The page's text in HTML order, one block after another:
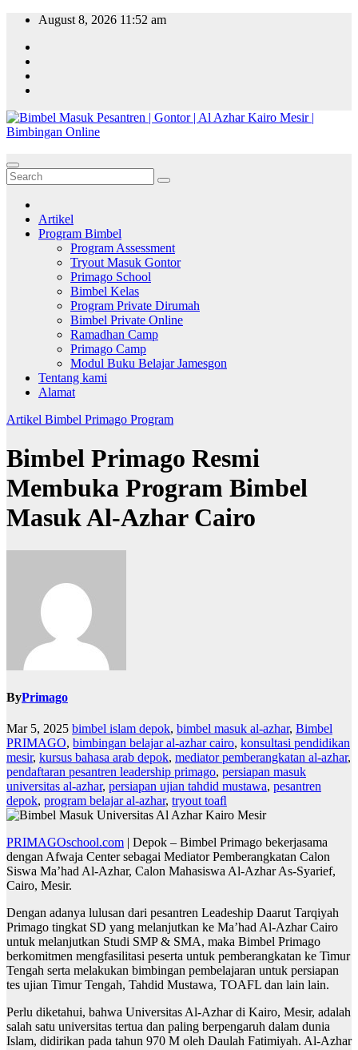
Skip
content
August 8, 2026 11:52 am
Artikel
Program Bimbel
Program Assessment
Tryout Masuk Gontor
Primago School
Bimbel Kelas
Program Private Dirumah
Bimbel Private Online
Ramadhan Camp
Primago Camp
Modul Buku Belajar Jamesgon
Tentang kami
Alamat
Artikel Bimbel Primago Program
Bimbel Primago Resmi
Membuka Program Bimbel
Masuk Al-Azhar Cairo
ByPrimago
Mar 5, 2025 bimbel islam depok, bimbel masuk al-azhar, Bimbel
PRIMAGO, bimbingan belajar al-azhar cairo, konsultasi pendidikan
mesir, kursus bahasa arab depok, mediator pemberangkatan al-azhar,
pendaftaran pesantren leadership primago, persiapan masuk
universitas al-azhar, persiapan ujian tahdid mustawa, pesantren
depok, program belajar al-azhar, tryout toaﬂ
PRIMAGOschool.com | Depok – Bimbel Primago bekerjasama
dengan Afwaja Center sebagai Mediator Pemberangkatan Calon
Siswa Ma’had Al-Azhar, Calon Mahasiswa Al-Azhar As-Syarief,
Cairo, Mesir.
Dengan adanya lulusan dari pesantren Leadeship Daarut Tarqiyah
Primago tingkat SD yang melanjutkan ke Ma’had Al-Azhar Cairo
untuk melanjutkan Studi SMP & SMA, maka Bimbel Primago
berkomitmen mengfasilitasi peserta untuk pemberangkatan ke Timur
Tengah serta melakukan bimbingan pembelajaran untuk persiapan
tes ujian Timur Tengah, Tahdid Mustawa, TOAFL dan lain lain.
Perlu diketahui, bahwa Universitas Al-Azhar di Kairo, Mesir, adalah
salah satu universitas tertua dan paling berpengaruh dalam dunia
Islam, didirikan pada tahun 970 M oleh Daulah Fatimiyah. Al-Azhar